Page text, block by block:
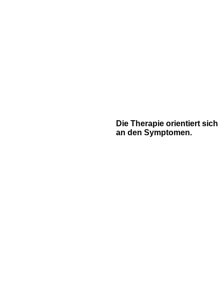
Die Therapie orientiert sich
an den Symptomen.